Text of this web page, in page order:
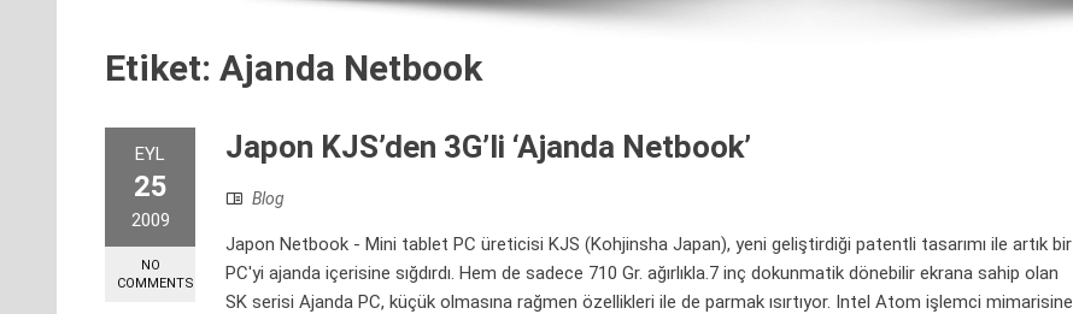
Etiket: Ajanda Netbook
EYL
25
2009
NO
COMMENTS
Japon KJS’den 3G’li ‘Ajanda Netbook’
Blog
Japon Netbook - Mini tablet PC üreticisi KJS (Kohjinsha Japan), yeni geliştirdiği patentli tasarımı ile artık bir
PC'yi ajanda içerisine sığdırdı. Hem de sadece 710 Gr. ağırlıkla.7 inç dokunmatik dönebilir ekrana sahip olan
SK serisi Ajanda PC, küçük olmasına rağmen özellikleri ile de parmak ısırtıyor. Intel Atom işlemci mimarisine